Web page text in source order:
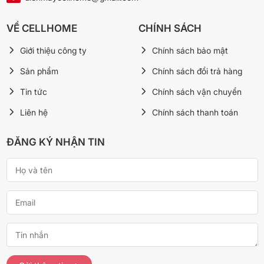
480.000đ
💬 Chat Zalo
Chảo có dùng được trên bếp từ không?
Được — đáy TransTherm® tương thích mọi loại bếp và tối
Chảo có bỏ vào máy rửa chén được không?
Được. Inox Cromargan 18/10 an toàn với máy rửa chén,
VỀ CELLHOME
Giới thiệu công ty
Sản phẩm
Tin tức
Liên hệ
CHÍNH SÁCH
Chính sách bảo mật
Chính sách đổi trả hàng
Chính sách vận chuyển
Chính sách thanh toán
ĐĂNG KÝ NHẬN TIN